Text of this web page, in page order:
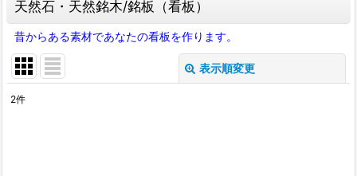
天然石・天然銘木/銘板（看板）
昔からある素材であなたの看板を作ります。
表示順変更
2件